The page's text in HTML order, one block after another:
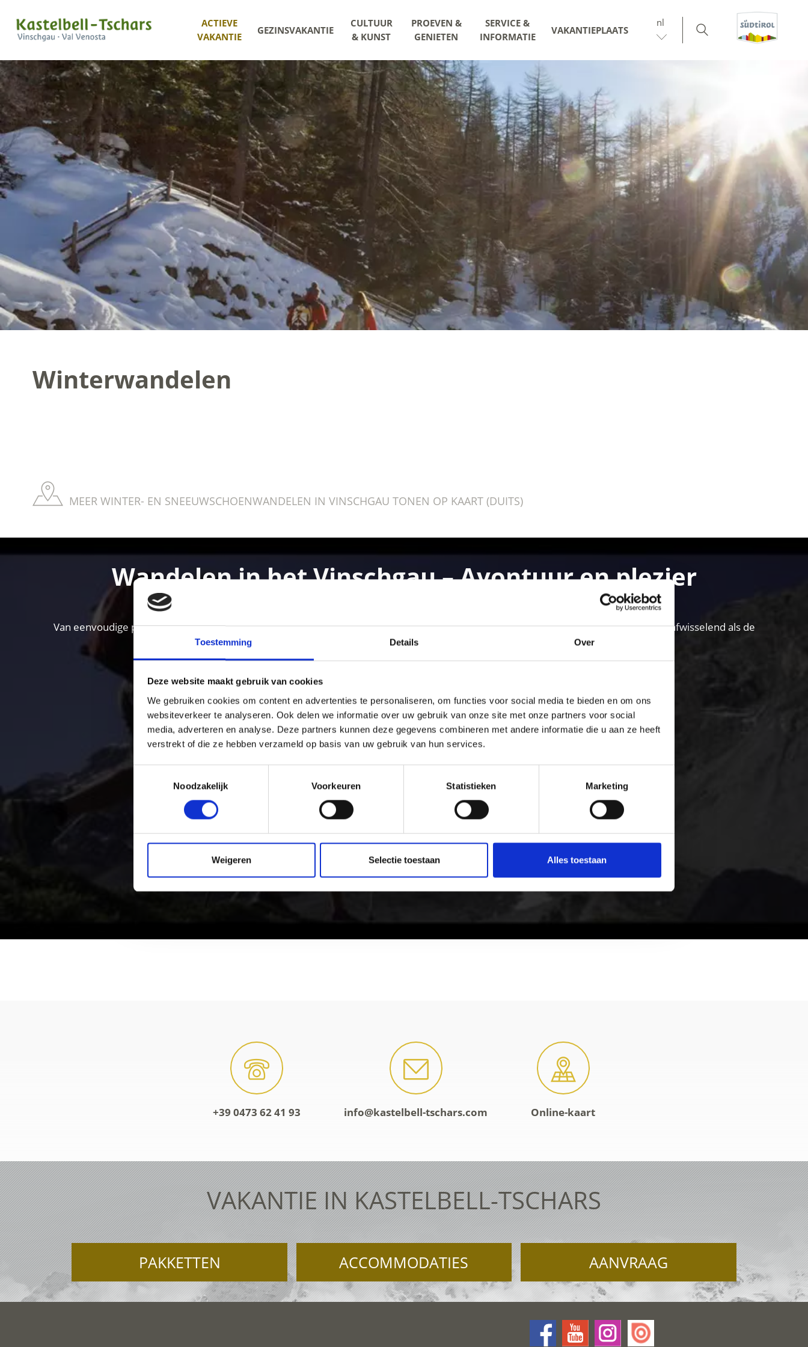
Toestemming Details Over
Deze website maakt gebruik van cookies
We gebruiken cookies om content en advertenties te personaliseren, om functies voor social media te bieden en om ons
websiteverkeer te analyseren. Ook delen we informatie over uw gebruik van onze site met onze partners voor social
media, adverteren en analyse. Deze partners kunnen deze gegevens combineren met andere informatie die u aan ze heeft
verstrekt of die ze hebben verzameld op basis van uw gebruik van hun services.
Noodzakelijk
Voorkeuren Statistieken Marketing
Weigeren Selectie toestaan Alles toestaan
ACTIEVE
VAKANTIE
GEZINSVAKANTIE
CULTUUR
& KUNST
PROEVEN &
GENIETEN
SERVICE &
INFORMATIE
VAKANTIEPLAATS
nl
Winterwandelen
MEER WINTER- EN SNEEUWSCHOENWANDELEN IN VINSCHGAU TONEN OP KAART (DUITS)
Wandelen in het Vinschgau – Avontuur en plezier
Van eenvoudige panoramawandelingen tot hoogalpine bergtochten: het uitgebreide net aan wandelpaden in het Vinschgau is net zo afwisselend als de
vakantieregio zelf.
+39 0473 62 41 93 info@kastelbell-tschars.com Online-kaart
VAKANTIE IN KASTELBELL-TSCHARS
PAKKETTEN ACCOMMODATIES AANVRAAG